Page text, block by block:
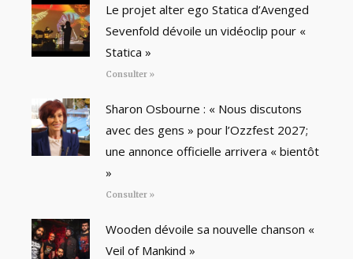
Le projet alter ego Statica d’Avenged
Sevenfold dévoile un vidéoclip pour «
Statica »
Consulter »
Sharon Osbourne : « Nous discutons
avec des gens » pour l’Ozzfest 2027;
une annonce officielle arrivera « bientôt
»
Consulter »
Wooden dévoile sa nouvelle chanson «
Veil of Mankind »